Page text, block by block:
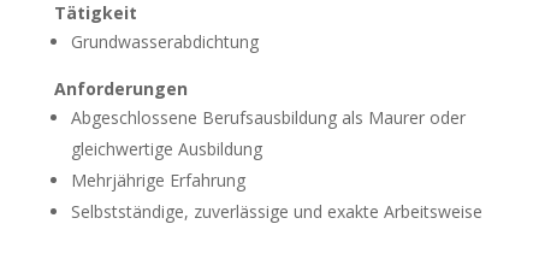
Tätigkeit
Grundwasserabdichtung
Anforderungen
Abgeschlossene Berufsausbildung als Maurer oder
gleichwertige Ausbildung
Mehrjährige Erfahrung
Selbstständige, zuverlässige und exakte Arbeitsweise